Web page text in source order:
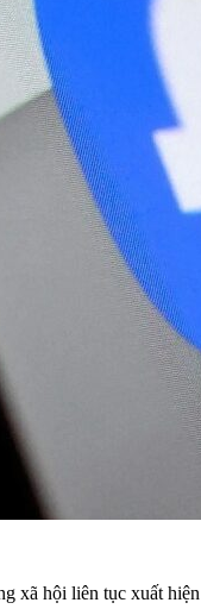
xã hội liên tục xuất